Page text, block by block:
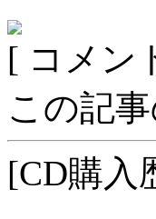
[ コメン
この記
[CD購入